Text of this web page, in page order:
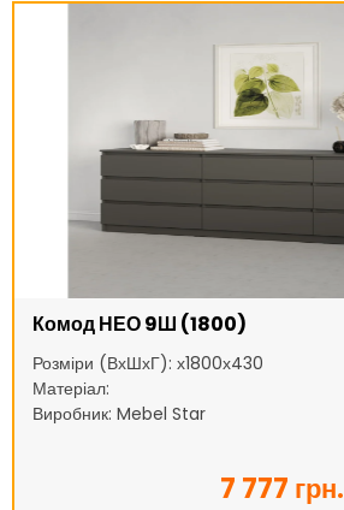
Комод НЕО 9Ш (1800)
Розміри (ВхШхГ): х1800х430
Матеріал:
Виробник: Mebel Star
7 777 грн.